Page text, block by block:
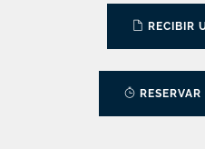
RECIBIR